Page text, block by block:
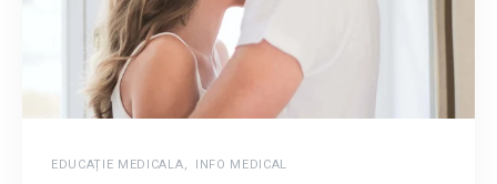
EDUCAȚIE MEDICALA, INFO MEDICAL